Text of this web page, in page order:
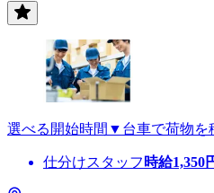
選べる開始時間▼台車で荷物を
仕分けスタッフ 時給1,350